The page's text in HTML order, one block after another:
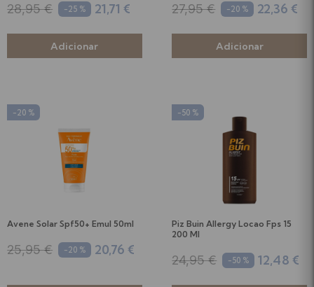
28,95 € -25 % 21,71 € 27,95 € -20 % 22,36 €
-20 %
Avene Solar Spf50+ Emul 50ml
25,95 € -20 % 20,76 €
-50 %
Piz Buin Allergy Locao Fps 15
200 Ml
24,95 € -50 % 12,48 €